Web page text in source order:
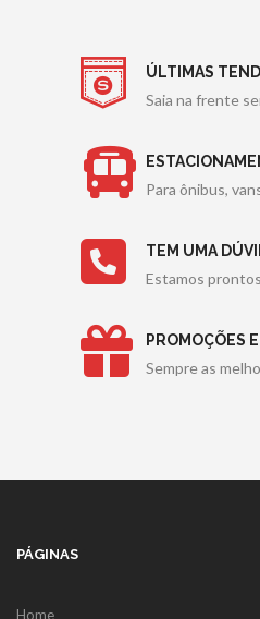
ÚLTIMAS
Saia na frente
Para ônibus,
TEM UMA
Estamos
PROMOÇÕES
Sempre as
PÁGINAS
Home